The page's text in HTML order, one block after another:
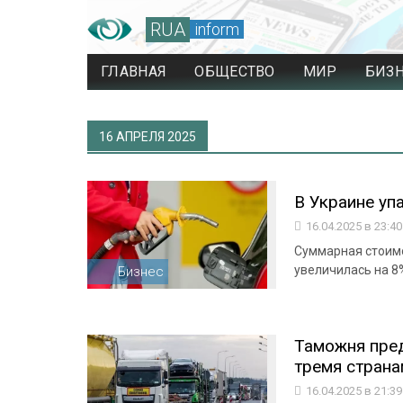
RUA inform
ГЛАВНАЯ ОБЩЕСТВО МИР
16 АПРЕЛЯ 2025
Бизнес
В Украине
16.04.2025 в
Суммарная
увеличилась на
Таможня
тремя
16.04.2025 в